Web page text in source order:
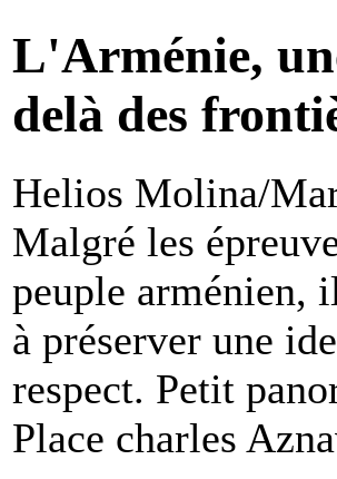
L'Arménie,
delà des
Helios Molina/
Malgré les
peuple arménien,
à préserver une
respect. Petit
Place charles